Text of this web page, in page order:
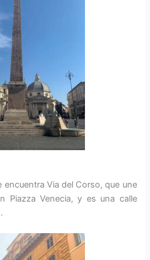
encuentra Via del Corso, que une
Piazza Venecia, y es una calle